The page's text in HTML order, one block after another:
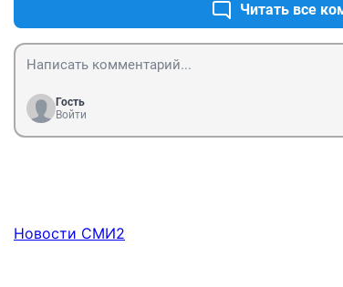
Читать все
Гость
Войти
Новости СМИ2